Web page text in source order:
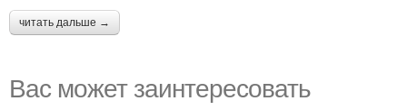
читать дальше →
Вас может заинтересовать